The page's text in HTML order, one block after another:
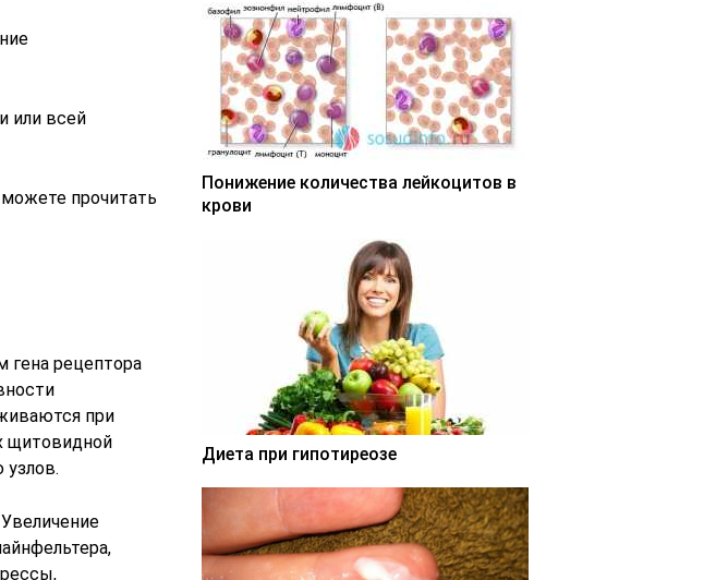
или всей
прочитать
рецептора
при
щитовидной
Понижение количества лейкоцитов в
крови
Диета при гипотиреозе